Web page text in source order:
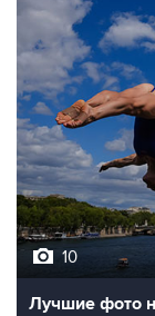
10
Лучшие фото